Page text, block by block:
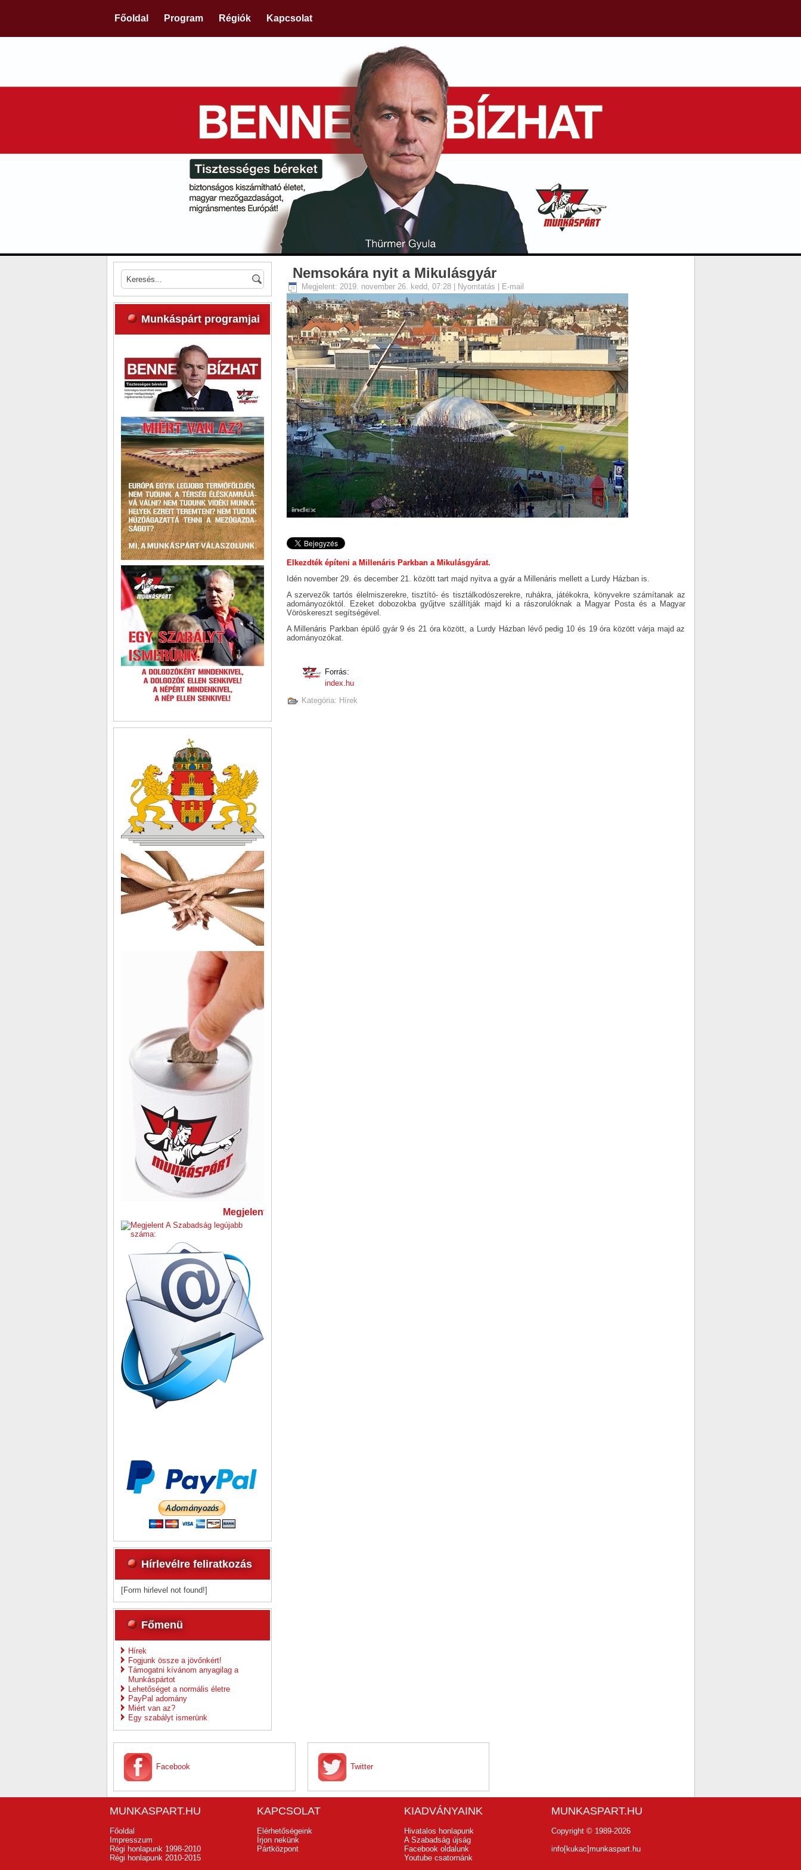
Főoldal Program Régiók Kapcsolat
Munkáspárt programjai
Megjelent A Szabadság legújabb száma:
Hírlevélre feliratkozás
[Form hirlevel not found!]
Főmenü
Hírek
Fogjunk össze a jövőnkért!
Támogatni kívánom anyagilag a
Munkáspártot
Lehetőséget a normális életre
PayPal adomány
Miért van az?
Egy szabályt ismerünk
Nemsokára nyit a Mikulásgyár
Megjelent: 2019. november 26. kedd, 07:28| Nyomtatás E-mail
Elkezdték építeni a Millenáris Parkban a Mikulásgyárat.
Idén november 29. és december 21. között tart majd nyitva a gyár a Millenáris mellett a Lurdy Házban is.
A szervezők tartós élelmiszerekre, tisztító- és tisztálkodószerekre, ruhákra, játékokra, könyvekre számítanak az
adományozóktól. Ezeket dobozokba gyűjtve szállítják majd ki a rászorulóknak a Magyar Posta és a Magyar
Vöröskereszt segítségével.
A Millenáris Parkban épülő gyár 9 és 21 óra között, a Lurdy Házban lévő pedig 10 és 19 óra között várja majd az
adományozókat.
Forrás:
index.hu
Kategória: Hírek
Facebook Twitter
MUNKASPART.HU
Főoldal
Impresszum
Régi honlapunk 1998-2010
Régi honlapunk 2010-2015
KAPCSOLAT
Elérhetőségeink
Írjon nekünk
Pártközpont
KIADVÁNYAINK
Hivatalos honlapunk
A Szabadság újság
Facebook oldalunk
Youtube csatornánk
MUNKASPART.HU
Copyright © 1989-2026
info[kukac]munkaspart.hu